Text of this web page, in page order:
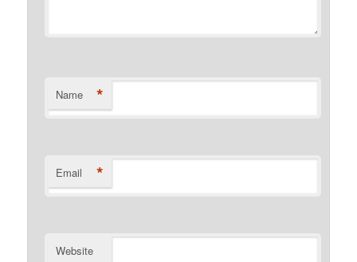
Name *
Email *
Website